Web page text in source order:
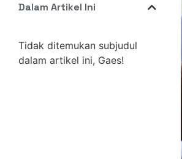
Dalam Artikel Ini
Tidak ditemukan subjudul
dalam artikel ini, Gaes!